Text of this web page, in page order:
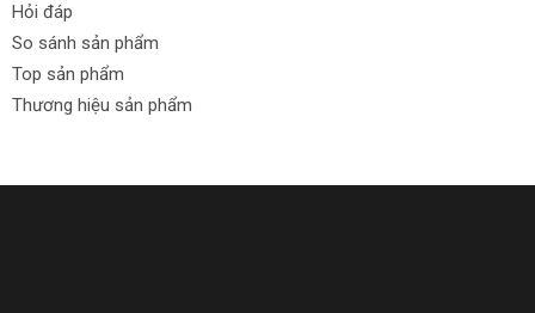
Hỏi đáp
So sánh sản phẩm
Top sản phẩm
Thương hiệu sản phẩm